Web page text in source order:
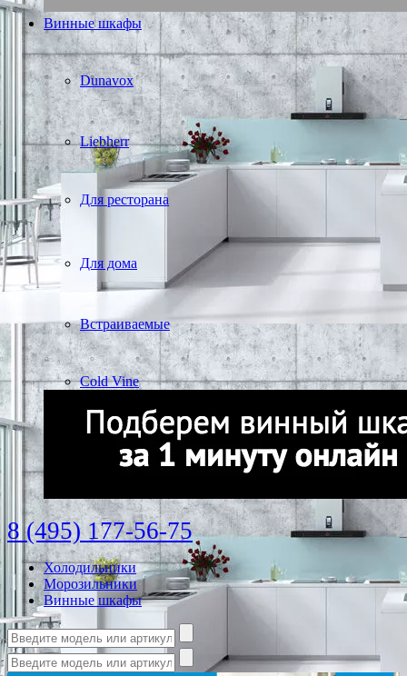
Винные шкафы
Dunavox
Liebherr
Для ресторана
Для дома
Встраиваемые
Cold Vine
8 (495) 177-56-75
Холодильники
Морозильники
Винные шкафы